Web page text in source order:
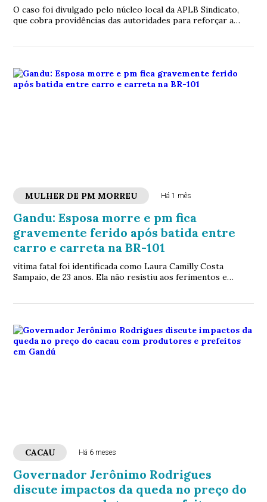
O caso foi divulgado pelo núcleo local da APLB Sindicato,
que cobra providências das autoridades para reforçar a
MULHER DE PM MORREU Há 1 mês
Gandu: Esposa morre e pm fica
gravemente ferido após batida entre
carro e carreta na BR-101
vítima fatal foi identificada como Laura Camilly Costa
Sampaio, de 23 anos. Ela não resistiu aos ferimentos e
CACAU Há 6 meses
Governador Jerônimo Rodrigues
discute impactos da queda no preço do